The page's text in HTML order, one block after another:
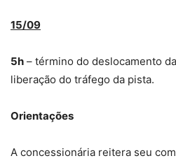
15/09
5h – término do deslocamento
liberação do tráfego da pista.
Orientações
A concessionária reitera seu